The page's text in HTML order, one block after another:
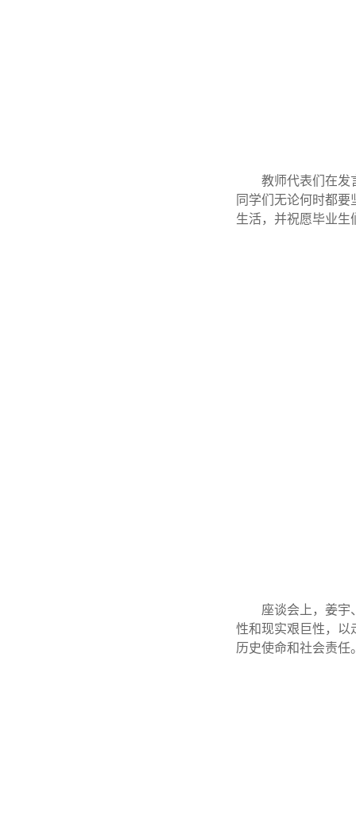
教师代表们在发
同学们无论何时都
生活，并祝愿毕业生
座谈会上，姜宇
性和现实艰巨性，以
历史使命和社会责任